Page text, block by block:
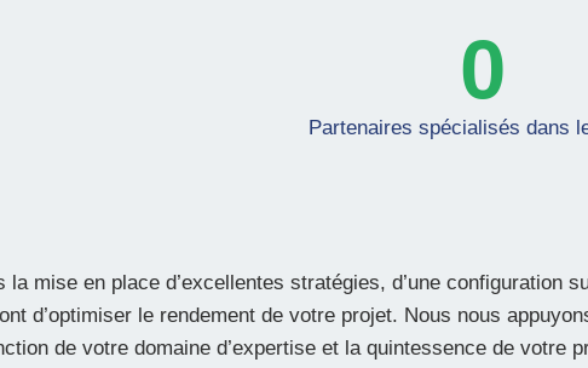
0
Partenaires spécialisés dans
mise en place d’excellentes stratégies, d’une configuration
d’optimiser le rendement de votre projet. Nous nous
de votre domaine d’expertise et la quintessence de votre